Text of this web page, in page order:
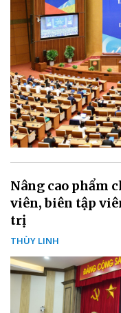
Nâng cao phẩm
viên, biên tập
trị
THÙY LINH